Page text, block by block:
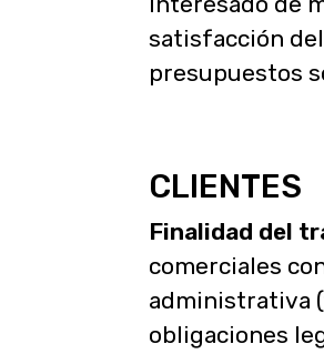
satisfacción
presupuestos
CLIENTES
Finalidad del
comerciales
administrativa
obligaciones